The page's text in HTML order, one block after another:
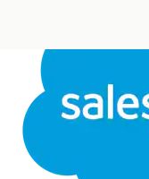
Fermer